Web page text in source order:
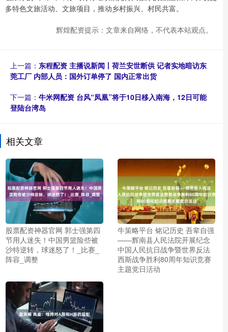
多特色文旅活动、文旅项目，推动乡村振兴、村民共富。
辉煌配资提示：文章来自网络，不代表本站观点。
上一篇： 东程配资 主播说新闻丨荷兰安世断供 记者实地暗访东
莞工厂 内部人员：国外订单停了 国内正常出货
下一篇： 牛米网配资 台风“凤凰”将于10日移入南海，12日可能
登陆台湾岛
相关文章
股票配资神器官网 郭士强第四
节用人迷失！中国男篮险些被
沙特逆转，球迷怒了！_比赛_
阵容_调整
牛策略平台 铭记历史 吾辈自强
——辉南县人民法院开展纪念
中国人民抗日战争暨世界反法
西斯战争胜利80周年知识竞赛
主题党日活动